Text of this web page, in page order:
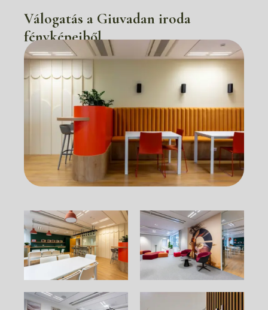
Válogatás a Giuvadan iroda
fényképeiből